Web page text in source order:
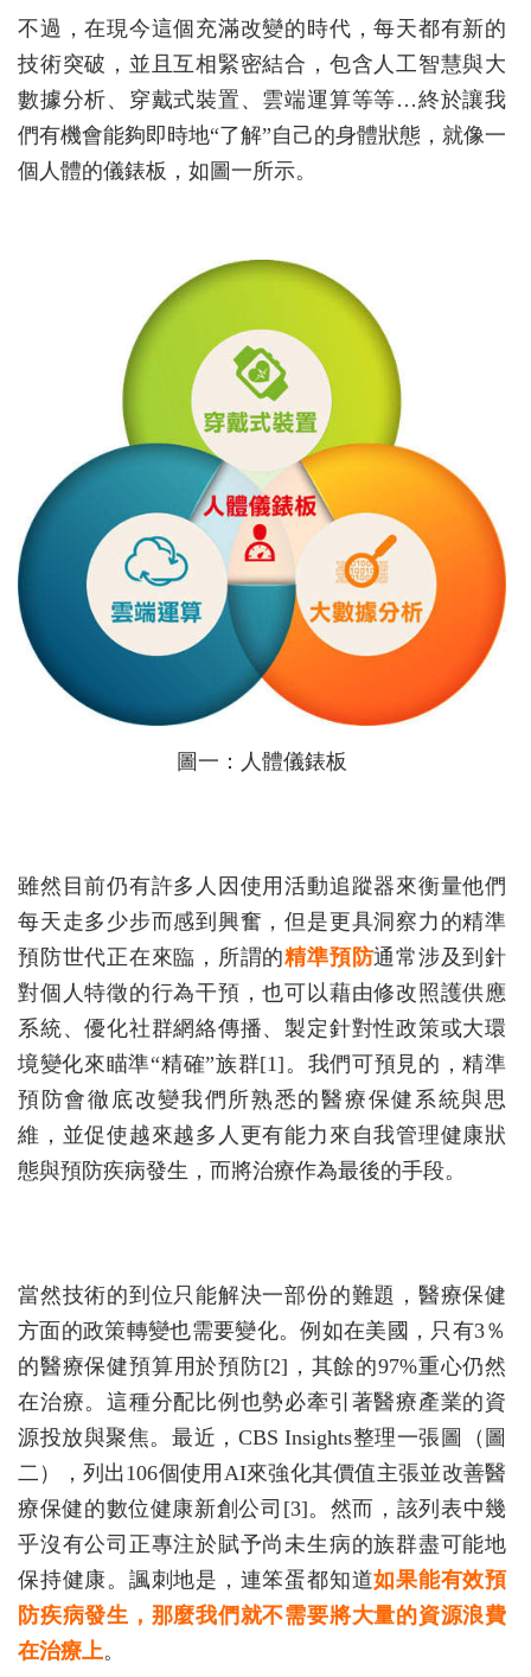
不過，在現今這個充滿改變的時代，每天都有新的
技術突破，並且互相緊密結合，包含人工智慧與大
數據分析、穿戴式裝置、雲端運算等等…終於讓我
們有機會能夠即時地“了解”自己的身體狀態，就像一
個人體的儀錶板，如圖一所示。
圖一：人體儀錶板
雖然目前仍有許多人因使用活動追蹤器來衡量他們
每天走多少步而感到興奮，但是更具洞察力的精準
預防世代正在來臨，所謂的精準預防通常涉及到針
對個人特徵的行為干預，也可以藉由修改照護供應
系統、優化社群網絡傳播、製定針對性政策或大環
境變化來瞄準“精確”族群[1]。我們可預見的，精準
預防會徹底改變我們所熟悉的醫療保健系統與思
維，並促使越來越多人更有能力來自我管理健康狀
態與預防疾病發生，而將治療作為最後的手段。
當然技術的到位只能解決一部份的難題，醫療保健
方面的政策轉變也需要變化。例如在美國，只有3％
的醫療保健預算用於預防[2]，其餘的97%重心仍然
在治療。這種分配比例也勢必牽引著醫療產業的資
源投放與聚焦。最近，CBS Insights整理一張圖（圖
二），列出106個使用AI來強化其價值主張並改善醫
療保健的數位健康新創公司[3]。然而，該列表中幾
乎沒有公司正專注於賦予尚未生病的族群盡可能地
保持健康。諷刺地是，連笨蛋都知道如果能有效預
防疾病發生，那麼我們就不需要將大量的資源浪費
在治療上。